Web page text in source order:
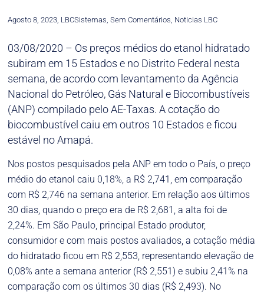
Agosto 8, 2023, LBCSistemas, Sem Comentários, Noticias LBC
03/08/2020 – Os preços médios do etanol hidratado
subiram em 15 Estados e no Distrito Federal nesta
semana, de acordo com levantamento da Agência
Nacional do Petróleo, Gás Natural e Biocombustíveis
(ANP) compilado pelo AE-Taxas. A cotação do
biocombustível caiu em outros 10 Estados e ficou
estável no Amapá.
Nos postos pesquisados pela ANP em todo o País, o preço
médio do etanol caiu 0,18%, a R$ 2,741, em comparação
com R$ 2,746 na semana anterior. Em relação aos últimos
30 dias, quando o preço era de R$ 2,681, a alta foi de
2,24%. Em São Paulo, principal Estado produtor,
consumidor e com mais postos avaliados, a cotação média
do hidratado ficou em R$ 2,553, representando elevação de
0,08% ante a semana anterior (R$ 2,551) e subiu 2,41% na
comparação com os últimos 30 dias (R$ 2,493). No